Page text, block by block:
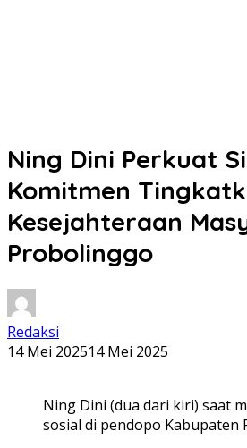
Ning Dini Perkuat
Komitmen
Kesejahteraan
Probolinggo
Redaksi
14 Mei 202514 Mei 2025
Ning Dini (dua dari kiri) saat
sosial di pendopo Kabupaten